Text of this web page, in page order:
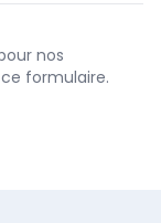
en
nos
formulaire.